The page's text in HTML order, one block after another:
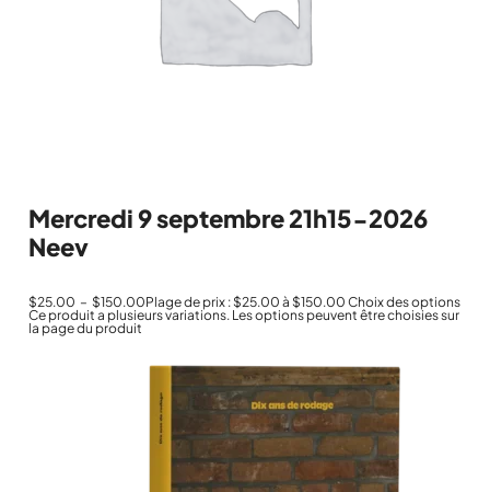
Mercredi 9 septembre 21h15-2026
Neev
$25.00 – $150.00Plage de prix : $25.00 à $150.00 Choix des options
Ce produit a plusieurs variations. Les options peuvent être choisies sur
la page du produit